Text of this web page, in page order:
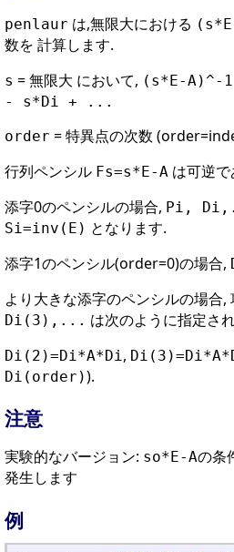
penlaur は,無限大における
数を 計算します.
s = 無限大 において, (s*E-
- s*Di + ...
order = 特異点の次数
行列ペンシル Fs=s*E-A は可逆
添字0のペンシルの場合, Pi,
Si=inv(E) となります.
添字1のペンシル(order=0)の場合,
より大きな添字のペンシルの場合,
Di(3),... は次のように指定さ
Di(2)=Di*A*Di,
Di(order)).
注意
実験的なバージョン: so*E-Aの条
発生します
例